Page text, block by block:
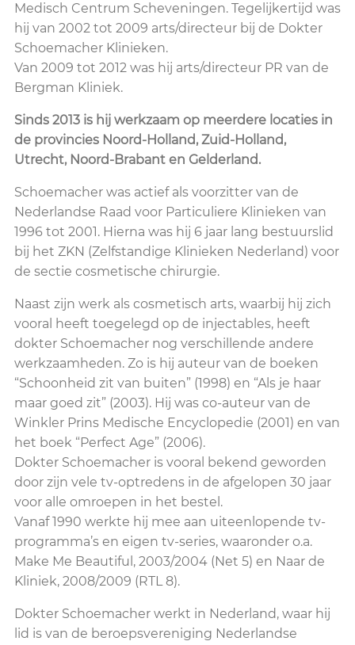
Medisch Centrum Scheveningen. Tegelijkertijd was
hij van 2002 tot 2009 arts/directeur bij de Dokter
Schoemacher Klinieken.
Van 2009 tot 2012 was hij arts/directeur PR van de
Bergman Kliniek.
Sinds 2013 is hij werkzaam op meerdere locaties in
de provincies Noord-Holland, Zuid-Holland,
Utrecht, Noord-Brabant en Gelderland.
Schoemacher was actief als voorzitter van de
Nederlandse Raad voor Particuliere Klinieken van
1996 tot 2001. Hierna was hij 6 jaar lang bestuurslid
bij het ZKN (Zelfstandige Klinieken Nederland) voor
de sectie cosmetische chirurgie.
Naast zijn werk als cosmetisch arts, waarbij hij zich
vooral heeft toegelegd op de injectables, heeft
dokter Schoemacher nog verschillende andere
werkzaamheden. Zo is hij auteur van de boeken
“Schoonheid zit van buiten” (1998) en “Als je haar
maar goed zit” (2003). Hij was co-auteur van de
Winkler Prins Medische Encyclopedie (2001) en van
het boek “Perfect Age” (2006).
Dokter Schoemacher is vooral bekend geworden
door zijn vele tv-optredens in de afgelopen 30 jaar
voor alle omroepen in het bestel.
Vanaf 1990 werkte hij mee aan uiteenlopende tv-
programma’s en eigen tv-series, waaronder o.a.
Make Me Beautiful, 2003/2004 (Net 5) en Naar de
Kliniek, 2008/2009 (RTL 8).
Dokter Schoemacher werkt in Nederland, waar hij
lid is van de beroepsvereniging Nederlandse